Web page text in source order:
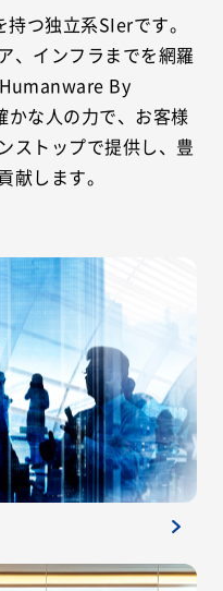
つ独立系SIerです。
、インフラまでを網羅
By
な人の力で、お客様
ストップで提供し、豊
献します。